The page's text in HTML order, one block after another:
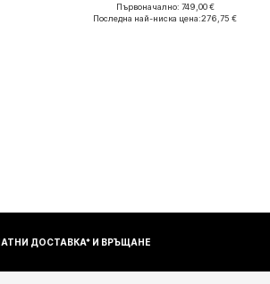
Налични размери: 34
Първоначално: 749,00 €
Последна най-ниска цена:276,75 €
ДОСТАВКА* И ВРЪЩАНЕ